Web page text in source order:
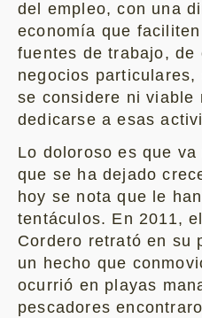
del empleo, con una
economía que
fuentes de trabajo, de
negocios
se considere ni viable
dedicarse a esas
Lo doloroso es que
que se ha dejado
hoy se nota que le
tentáculos. En 2011,
Cordero retrató en su
un hecho que
ocurrió en playas
pescadores